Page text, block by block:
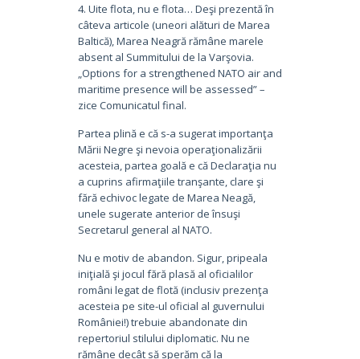
4. Uite flota, nu e flota… Deşi prezentă în
câteva articole (uneori alături de Marea
Baltică), Marea Neagră rămâne marele
absent al Summitului de la Varşovia.
„Options for a strengthened NATO air and
maritime presence will be assessed” –
zice Comunicatul final.
Partea plină e că s-a sugerat importanţa
Mării Negre şi nevoia operaţionalizării
acesteia, partea goală e că Declaraţia nu
a cuprins afirmaţiile tranşante, clare şi
fără echivoc legate de Marea Neagă,
unele sugerate anterior de însuşi
Secretarul general al NATO.
Nu e motiv de abandon. Sigur, pripeala
iniţială şi jocul fără plasă al oficialilor
români legat de flotă (inclusiv prezenţa
acesteia pe site-ul oficial al guvernului
României!) trebuie abandonate din
repertoriul stilului diplomatic. Nu ne
rămâne decât să sperăm că la